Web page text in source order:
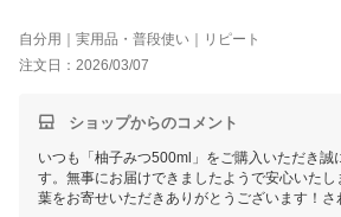
自分用｜実用品・普段使い｜リピート
注文日：2026/03/07
ショップからのコメント
いつも「柚子みつ500ml」をご購入いただき誠
す。無事にお届けできましたようで安心いた
葉をお寄せいただきありがとうございます！さ